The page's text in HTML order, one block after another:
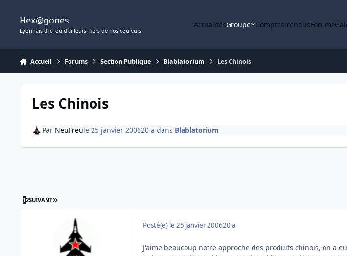
Hex@gones
Lyonnais d'ici ou d'ailleurs, fiers de nos couleurs
ActualitésGroupe Comptes-rendusForums
Accueil Forums Section Publique Blablatorium Les Chinois
Les Chinois
Par NeuFreule 25 janvier 200620 a dans Blablatorium
12SUIVANT DERNIÈRE PAGE
Posté(e) le 25 janvier 200620 a
J'aime beaucoup notre approche des produits chinois, on a